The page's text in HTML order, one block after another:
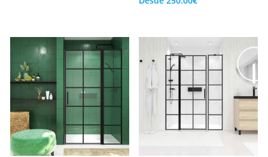
seguridad con un grosor excelente frente
accidentales. Asimismo, todas nuestras
hojas acristaladas incluyen un
tratamiento anti-cal profesional de serie
aplicado sobre su superficie. En
consecuencia, las gotas resbalarán
deprisa y el cristal se mantendrá
transparente sin esfuerzo durante mucho